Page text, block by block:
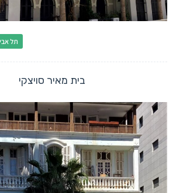
תל
בית מאיר סויצקי